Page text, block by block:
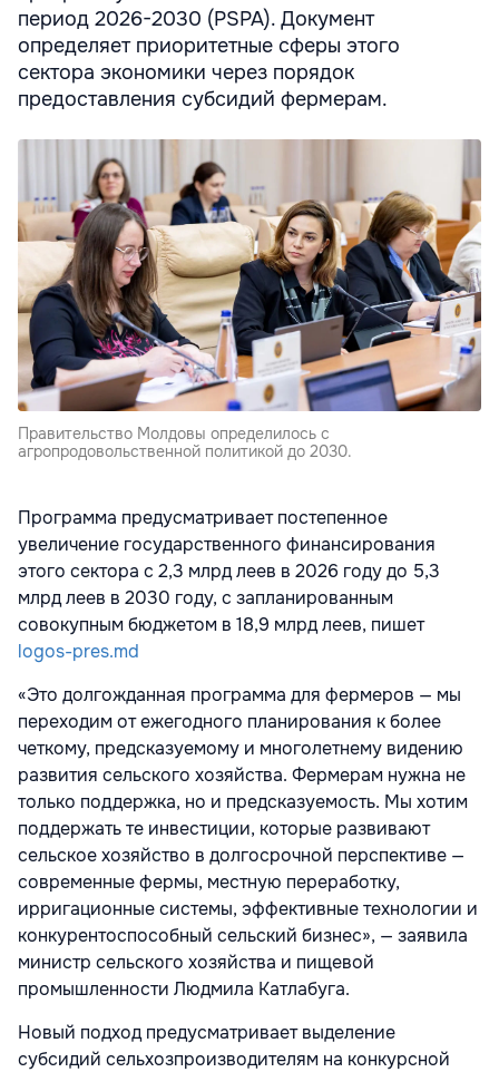
период 2026-2030 (PSPA). Документ
определяет приоритетные сферы этого
сектора экономики через порядок
предоставления субсидий фермерам.
Правительство Молдовы определилось с
агропродовольственной политикой до 2030.
Программа предусматривает постепенное
увеличение государственного финансирования
этого сектора с 2,3 млрд леев в 2026 году до 5,3
млрд леев в 2030 году, с запланированным
совокупным бюджетом в 18,9 млрд леев, пишет
logos-pres.md
«Это долгожданная программа для фермеров — мы
переходим от ежегодного планирования к более
четкому, предсказуемому и многолетнему видению
развития сельского хозяйства. Фермерам нужна не
только поддержка, но и предсказуемость. Мы хотим
поддержать те инвестиции, которые развивают
сельское хозяйство в долгосрочной перспективе —
современные фермы, местную переработку,
ирригационные системы, эффективные технологии и
конкурентоспособный сельский бизнес», — заявила
министр сельского хозяйства и пищевой
промышленности Людмила Катлабуга.
Новый подход предусматривает выделение
субсидий сельхозпроизводителям на конкурсной